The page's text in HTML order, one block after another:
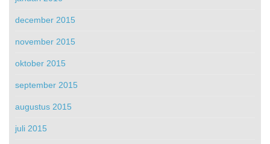
december 2015
november 2015
oktober 2015
september 2015
augustus 2015
juli 2015